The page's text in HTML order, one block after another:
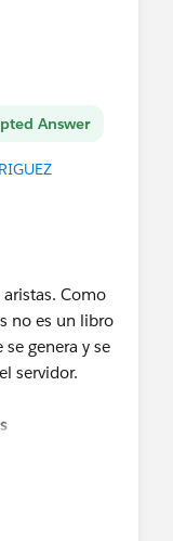
Answer
Como
no es un libro
genera y se
servidor.
Puedes seguir